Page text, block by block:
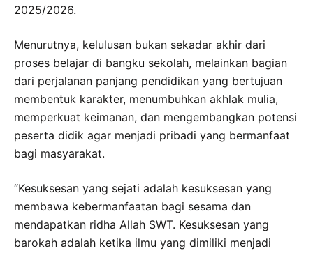
2025/2026.
Menurutnya, kelulusan bukan sekadar akhir dari
proses belajar di bangku sekolah, melainkan bagian
dari perjalanan panjang pendidikan yang bertujuan
membentuk karakter, menumbuhkan akhlak mulia,
memperkuat keimanan, dan mengembangkan potensi
peserta didik agar menjadi pribadi yang bermanfaat
bagi masyarakat.
“Kesuksesan yang sejati adalah kesuksesan yang
membawa kebermanfaatan bagi sesama dan
mendapatkan ridha Allah SWT. Kesuksesan yang
barokah adalah ketika ilmu yang dimiliki menjadi